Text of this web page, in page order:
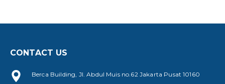
CONTACT US
Berca Building, Jl. Abdul Muis no.62 Jakarta Pusat 10160